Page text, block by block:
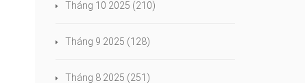
Tháng 10 2025 (210)
Tháng 9 2025 (128)
Tháng 8 2025 (251)